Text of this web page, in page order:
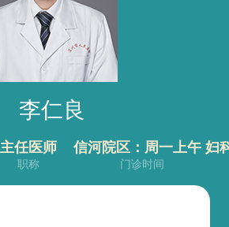
李仁良
主任医师
职称
信河院区：周一上午 妇
门诊时间